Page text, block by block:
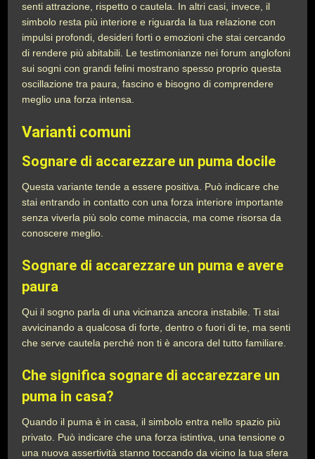
senti attrazione, rispetto o cautela. In altri casi, invece, il
simbolo resta più interiore e riguarda la tua relazione con
impulsi profondi, desideri forti o emozioni che stai cercando
di rendere più abitabili. Le testimonianze nei forum anglofoni
sui sogni con grandi felini mostrano spesso proprio questa
oscillazione tra paura, fascino e bisogno di comprendere
meglio una forza intensa.
Varianti comuni
Sognare di accarezzare un puma docile
Questa variante tende a essere positiva. Può indicare che
stai entrando in contatto con una forza interiore importante
senza viverla più solo come minaccia, ma come risorsa da
conoscere meglio.
Sognare di accarezzare un puma e avere
paura
Qui il sogno parla di una vicinanza ancora instabile. Ti stai
avvicinando a qualcosa di forte, dentro o fuori di te, ma senti
che serve cautela perché non ti è ancora del tutto familiare.
Che significa sognare di accarezzare un
puma in casa?
Quando il puma è in casa, il simbolo entra nello spazio più
privato. Può indicare che una forza istintiva, una tensione o
una nuova assertività stanno toccando da vicino la tua sfera